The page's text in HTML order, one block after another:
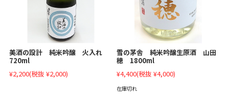
美酒の設計 純米吟醸 火入れ
720ml
¥2,200(税抜 ¥2,000)
雪の茅舎 純米吟醸生原酒 山田
穂 1800ml
¥4,400(税抜 ¥4,000)
在庫切れ